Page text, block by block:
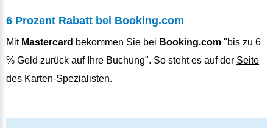
6 Prozent Rabatt bei Booking.com
Mit Mastercard bekommen Sie bei Booking.com "bis zu 6
% Geld zurück auf Ihre Buchung". So steht es auf der Seite
des Karten-Spezialisten.